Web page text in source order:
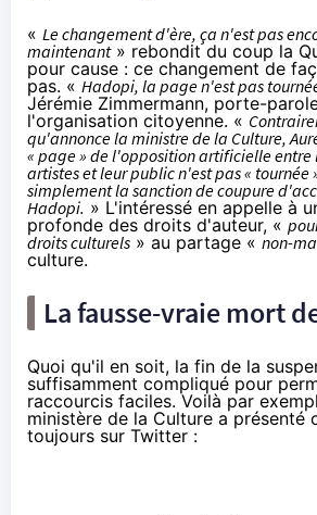
« Le changement d'ère, ça n'est pas
maintenant» rebondit du coup la
pour cause : ce changement de
pas. « Hadopi, la page n'est pas
Jérémie Zimmermann, porte-
l'organisation citoyenne. «
qu'annonce la ministre de la Culture,
« page » de l'opposition artificielle entre
artistes et leur public n'est pas « tournée
simplement la sanction de coupure
Hadopi. » L'intéressé en appelle à
profonde des droits d'auteur, «
droits culturels » au partage « non-
culture.
La fausse-vraie mort
Quoi qu'il en soit, la fin de la
suffisamment compliqué pour
raccourcis faciles. Voilà par
ministère de la Culture a présenté
toujours sur Twitter :